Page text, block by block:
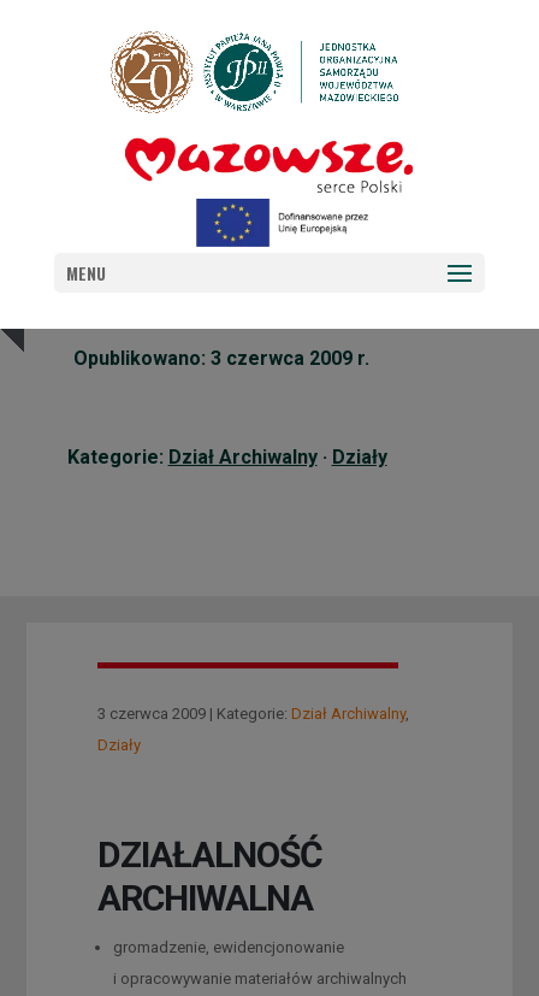
MENU
DZIAŁ ARCHIWALNY – ZADANIA
Opublikowano: 3 czerwca 2009 r.
Kategorie: Dział Archiwalny· Działy
3 czerwca 2009 | Kategorie: Dział Archiwalny,
Działy
DZIAŁALNOŚĆ
ARCHIWALNA
gromadzenie, ewidencjonowanie
i opracowywanie materiałów archiwalnych